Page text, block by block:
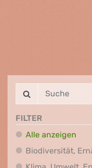
FILTER
Alle anzeigen
Biodiversität,